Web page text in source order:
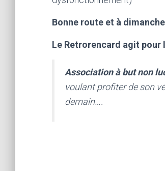
Bonne route et à
Le Retrorencard agit
Association à but non
voulant profiter de son
demain….